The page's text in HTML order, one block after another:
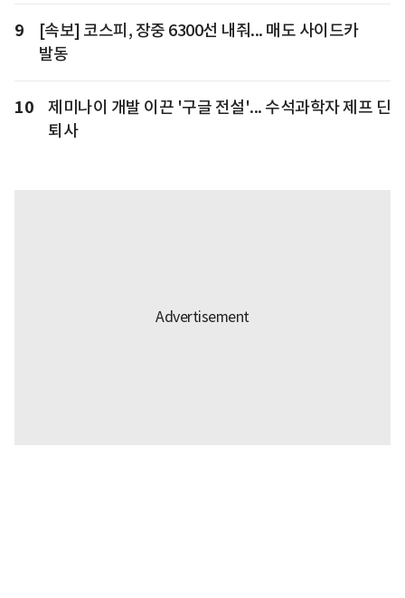
9
[속보] 코스피, 장중 6300선 내줘... 매도 사이드카
발동
10
제미나이 개발 이끈 '구글 전설'... 수석과학자 제프 딘
퇴사